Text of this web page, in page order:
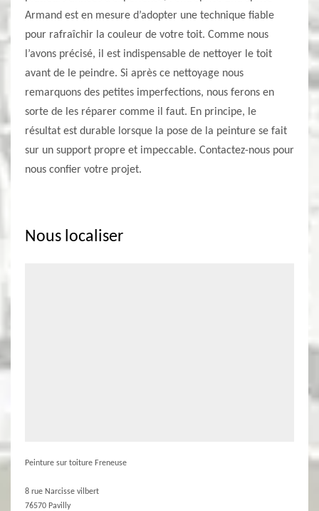
Armand est en mesure d’adopter une technique fiable
pour rafraîchir la couleur de votre toit. Comme nous
l’avons précisé, il est indispensable de nettoyer le toit
avant de le peindre. Si après ce nettoyage nous
remarquons des petites imperfections, nous ferons en
sorte de les réparer comme il faut. En principe, le
résultat est durable lorsque la pose de la peinture se fait
sur un support propre et impeccable. Contactez-nous pour
nous confier votre projet.
Nous localiser
Peinture sur toiture Freneuse
8 rue Narcisse vilbert
76570 Pavilly